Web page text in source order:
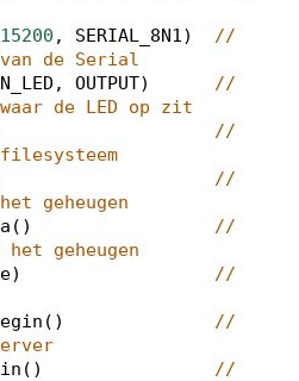
, SERIAL_8N1) //
de Serial
, OUTPUT)
//
de LED op zit
//
//
geheugen
()
//
geheugen
)
//
()
//
()
//